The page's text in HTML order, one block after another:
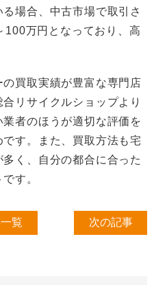
場合、中古市場で取引さ
100万円となっており、高
買取実績が豊富な専門店
リサイクルショップより
者のほうが適切な評価を
す。また、買取方法も宅
く、自分の都合に合った
す。
覧 次の記事